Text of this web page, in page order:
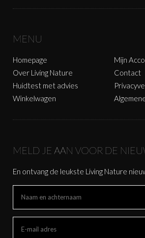
MENU
Homepage
Over Living Nature
Huidtest met advies
Winkelwagen
Mijn
Contact
MELD JE AAN VOOR DE
En ontvang de leukste Living Nature